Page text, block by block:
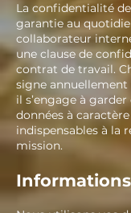
La confidentialité
garantie au
collaborateur
une clause de
contrat de travail.
signe
il s’engage à
données à
indispensables à la
mission.